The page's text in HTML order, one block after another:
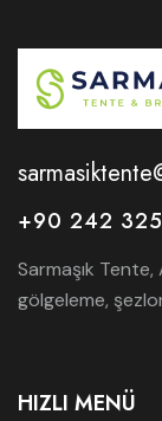
+90 242
Sarmaşık
gölgeleme,
HIZLI MENÜ